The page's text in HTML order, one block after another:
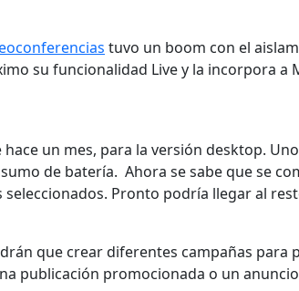
tuvo un boom con el
su funcionalidad Live y la incorpora a
un mes, para la versión desktop.
de batería. Ahora se sabe que se
Pronto podría llegar al
que crear diferentes campañas para
publicación promocionada o un